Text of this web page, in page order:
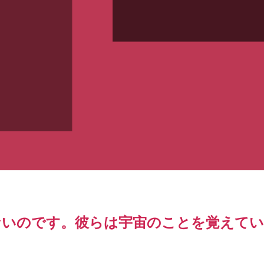
のです。彼らは宇宙のことを覚えて